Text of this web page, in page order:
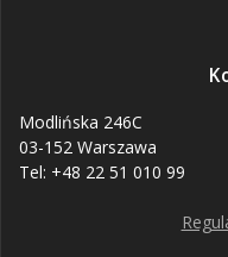
Modlińska 246C
03-152 Warszawa
Tel: +48 22 51 010 99